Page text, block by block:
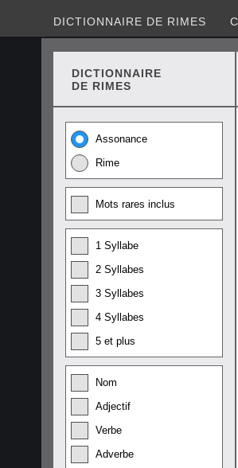
DICTIONNAIRE DE RIMES
DICTIONNAIRE
DE RIMES
Assonance
Rime
Mots rares inclus
1 Syllabe
2 Syllabes
3 Syllabes
4 Syllabes
5 et plus
Nom
Adjectif
Verbe
Adverbe